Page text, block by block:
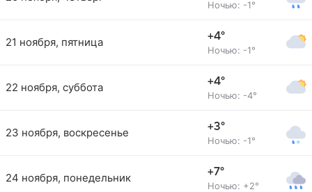
Ночью: -1°
21 ноября, пятница +4°
Ночью: -1°
22 ноября, суббота +4°
Ночью: -4°
23 ноября, воскресенье +3°
Ночью: -1°
24 ноября, понедельник +7°
Ночью: +2°